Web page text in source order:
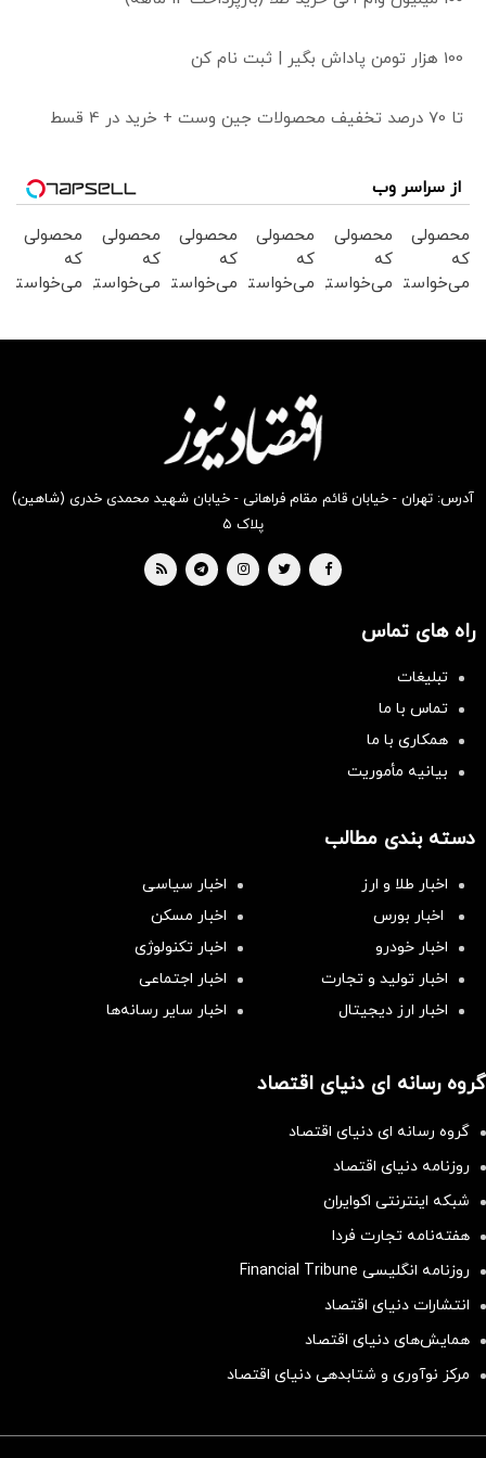
100 هزار تومن پاداش بگیر | ثبت نام کن
تا 70 درصد تخفیف محصولات جین وست + خرید در 4 قسط
از سراسر وب
محصولی
که
می‌خواستی
محصولی
که
می‌خواستی
محصولی
که
می‌خواستی
بخر !
محصولی
که
می‌خواستی
بخر !
محصولی
که
می‌خواستی
محصولی
که
می‌خواستی
آدرس: تهران - خیابان قائم مقام فراهانی - خیابان شهید محمدی خدری (شاهین)
پلاک ۵
راه های تماس
تبلیغات
تماس با ما
همکاری با ما
بیانیه مأموریت
دسته بندی مطالب
اخبار طلا و ارز
اخبار سیاسی
اخبار بورس
اخبار مسکن
اخبار خودرو
اخبار تکنولوژی
اخبار تولید و تجارت
اخبار اجتماعی
اخبار ارز دیجیتال
اخبار سایر رسانه‌‌ها
گروه رسانه ای دنیای اقتصاد
گروه رسانه ای دنیای اقتصاد
روزنامه دنیای اقتصاد
شبکه اینترنتی اکوایران
هفته‌نامه تجارت فردا
روزنامه انگلیسی Financial Tribune
انتشارات دنیای اقتصاد
همایش‌های دنیای اقتصاد
مرکز نوآوری و شتابدهی دنیای اقتصاد